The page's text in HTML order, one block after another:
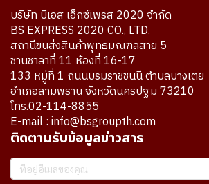
บริษัท บีเอส เอ็กซ์เพรส 2020 จำกัด
BS EXPRESS 2020 CO., LTD.
สถานีขนส่งสินค้าพุทธมณฑลสาย 5
ชานชาลาที่ 11 ห้องที่ 16-17
133 หมู่ที่ 1 ถนนบรมราชชนนี ตำบลบางเตย
อำเภอสามพราน จังหวัดนครปฐม 73210
โทร.02-114-8855
E-mail : info@bsgroupth.com
ติดตามรับข้อมูลข่าวสาร